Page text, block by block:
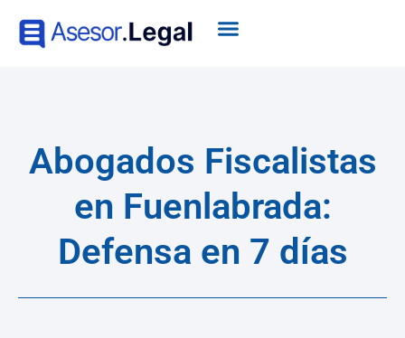
Abogados Fiscalistas
en Fuenlabrada:
Defensa en 7 días